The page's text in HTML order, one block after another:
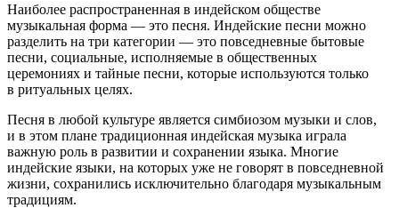
Наиболее распространенная в индейском обществе
музыкальная форма — это песня. Индейские песни можно
разделить на три категории — это повседневные бытовые
песни, социальные, исполняемые в общественных
церемониях и тайные песни, которые используются только
в ритуальных целях.
Песня в любой культуре является симбиозом музыки и слов,
и в этом плане традиционная индейская музыка играла
важную роль в развитии и сохранении языка. Многие
индейские языки, на которых уже не говорят в повседневной
жизни, сохранились исключительно благодаря музыкальным
традициям.